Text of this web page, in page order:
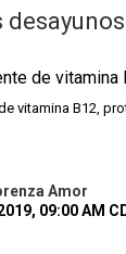
vitamina B12,
Amor
09:00 AM